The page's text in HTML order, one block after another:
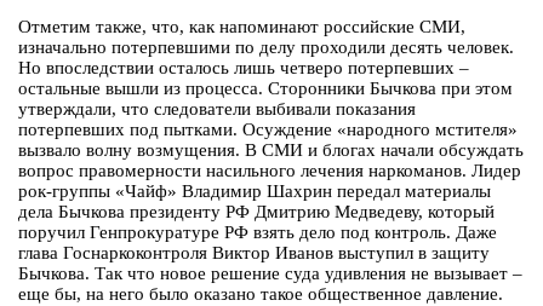
Отметим также, что, как напоминают российские СМИ,
изначально потерпевшими по делу проходили десять человек.
Но впоследствии осталось лишь четверо потерпевших –
остальные вышли из процесса. Сторонники Бычкова при этом
утверждали, что следователи выбивали показания
потерпевших под пытками. Осуждение «народного мстителя»
вызвало волну возмущения. В СМИ и блогах начали обсуждать
вопрос правомерности насильного лечения наркоманов. Лидер
рок-группы «Чайф» Владимир Шахрин передал материалы
дела Бычкова президенту РФ Дмитрию Медведеву, который
поручил Генпрокуратуре РФ взять дело под контроль. Даже
глава Госнаркоконтроля Виктор Иванов выступил в защиту
Бычкова. Так что новое решение суда удивления не вызывает –
еще бы, на него было оказано такое общественное давление.